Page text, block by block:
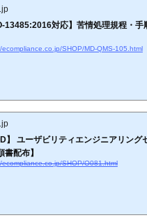
13485:2016対応】苦情処理規程・手
SHOP/MD-QMS-105.html
】 ユーザビリティエンジニアリング
書配布】
ecompliance.co.jp/SHOP/O081.html